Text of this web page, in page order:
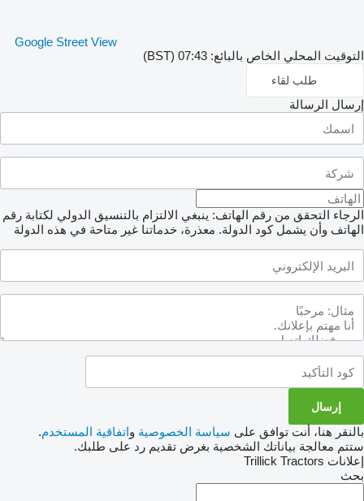
Google Street View
التوقيت المحلي الخاص بالبائع: 07:43 (BST)
طلب لقاء
إرسال الرسالة
الرجاء التحقق من رقم الهاتف: ينبغي الالتزام بالتنسيق الدولي لكتابة رقم
الهاتف وأن يشمل كود الدولة. معذرة، خدماتنا غير متاحة في هذه الدولة
بالنقر هنا، أنت توافق على سياسة الخصوصية واتفاقية المستخدم.
ستتم معالجة بياناتك الشخصية بغرض تقديم رد على طلبك.
إعلانات Trillick Tractors
بحث